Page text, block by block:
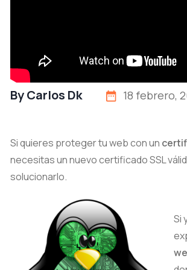
ByCarlos Dk 18 febrero,
Si quieres proteger tu web con un
necesitas un nuevo certificado SSL
solucionarlo.
Si